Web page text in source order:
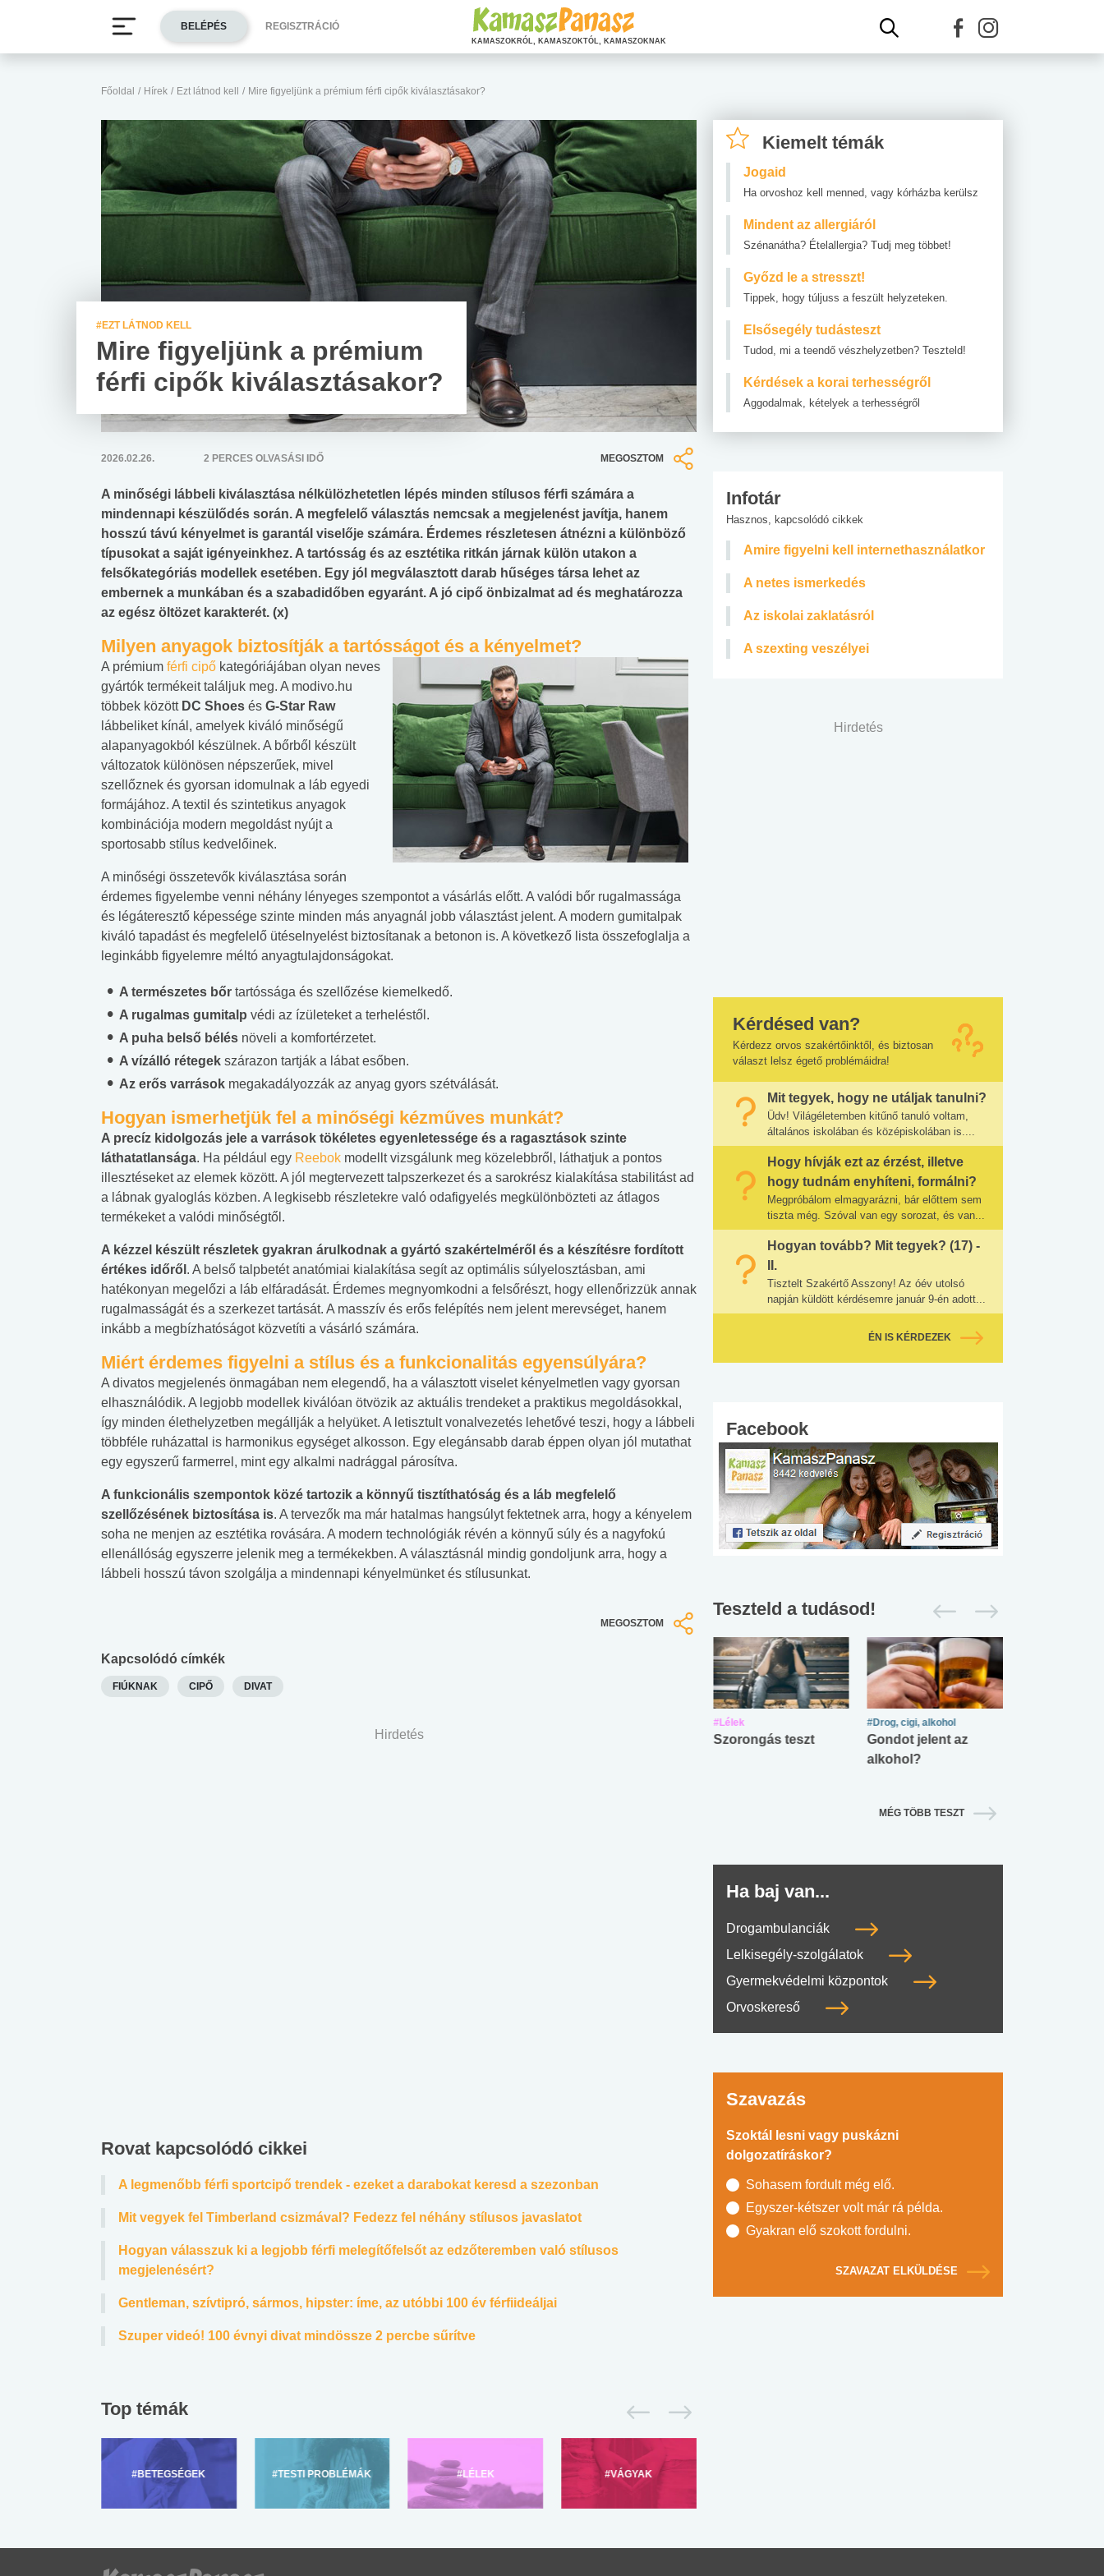
Főoldal / Hírek / Ezt látnod kell / Mire figyeljünk a prémium férfi cipők kiválasztásakor?
#EZT LÁTNOD KELL
Mire figyeljünk a prémium
férfi cipők kiválasztásakor?
2026.02.26. 2 PERCES OLVASÁSI IDŐ MEGOSZTOM
A minőségi lábbeli kiválasztása nélkülözhetetlen lépés minden stílusos férfi számára a
mindennapi készülődés során. A megfelelő választás nemcsak a megjelenést javítja, hanem
hosszú távú kényelmet is garantál viselője számára. Érdemes részletesen átnézni a különböző
típusokat a saját igényeinkhez. A tartósság és az esztétika ritkán járnak külön utakon a
felsőkategóriás modellek esetében. Egy jól megválasztott darab hűséges társa lehet az
embernek a munkában és a szabadidőben egyaránt. A jó cipő önbizalmat ad és meghatározza
az egész öltözet karakterét. (x)
Milyen anyagok biztosítják a tartósságot és a kényelmet?
A prémium férfi cipő kategóriájában olyan neves
gyártók termékeit találjuk meg. A modivo.hu
többek között DC Shoes és G-Star Raw
lábbeliket kínál, amelyek kiváló minőségű
alapanyagokból készülnek. A bőrből készült
változatok különösen népszerűek, mivel
szellőznek és gyorsan idomulnak a láb egyedi
formájához. A textil és szintetikus anyagok
kombinációja modern megoldást nyújt a
sportosabb stílus kedvelőinek.
A minőségi összetevők kiválasztása során
érdemes figyelembe venni néhány lényeges szempontot a vásárlás előtt. A valódi bőr rugalmassága
és légáteresztő képessége szinte minden más anyagnál jobb választást jelent. A modern gumitalpak
kiváló tapadást és megfelelő ütéselnyelést biztosítanak a betonon is. A következő lista összefoglalja a
leginkább figyelemre méltó anyagtulajdonságokat.
A természetes bőr tartóssága és szellőzése kiemelkedő.
A rugalmas gumitalp védi az ízületeket a terheléstől.
A puha belső bélés növeli a komfortérzetet.
A vízálló rétegek szárazon tartják a lábat esőben.
Az erős varrások megakadályozzák az anyag gyors szétválását.
Hogyan ismerhetjük fel a minőségi kézműves munkát?
A precíz kidolgozás jele a varrások tökéletes egyenletessége és a ragasztások szinte
láthatatlansága. Ha például egy Reebok modellt vizsgálunk meg közelebbről, láthatjuk a pontos
illesztéseket az elemek között. A jól megtervezett talpszerkezet és a sarokrész kialakítása stabilitást ad
a lábnak gyaloglás közben. A legkisebb részletekre való odafigyelés megkülönbözteti az átlagos
termékeket a valódi minőségtől.
A kézzel készült részletek gyakran árulkodnak a gyártó szakértelméről és a készítésre fordított
értékes időről . A belső talpbetét anatómiai kialakítása segít az optimális súlyelosztásban, ami
hatékonyan megelőzi a láb elfáradását. Érdemes megnyomkodni a felsőrészt, hogy ellenőrizzük annak
rugalmasságát és a szerkezet tartását. A masszív és erős felépítés nem jelent merevséget, hanem
inkább a megbízhatóságot közvetíti a vásárló számára.
Miért érdemes figyelni a stílus és a funkcionalitás egyensúlyára?
A divatos megjelenés önmagában nem elegendő, ha a választott viselet kényelmetlen vagy gyorsan
elhasználódik. A legjobb modellek kiválóan ötvözik az aktuális trendeket a praktikus megoldásokkal,
így minden élethelyzetben megállják a helyüket. A letisztult vonalvezetés lehetővé teszi, hogy a lábbeli
többféle ruházattal is harmonikus egységet alkosson. Egy elegánsabb darab éppen olyan jól mutathat
egy egyszerű farmerrel, mint egy alkalmi nadrággal párosítva.
A funkcionális szempontok közé tartozik a könnyű tisztíthatóság és a láb megfelelő
szellőzésének biztosítása is. A tervezők ma már hatalmas hangsúlyt fektetnek arra, hogy a kényelem
soha ne menjen az esztétika rovására. A modern technológiák révén a könnyű súly és a nagyfokú
ellenállóság egyszerre jelenik meg a termékekben. A választásnál mindig gondoljunk arra, hogy a
lábbeli hosszú távon szolgálja a mindennapi kényelmünket és stílusunkat.
MEGOSZTOM
Kapcsolódó címkék
FIÚKNAK CIPŐ DIVAT
Hirdetés
Rovat kapcsolódó cikkei
A legmenőbb férfi sportcipő trendek - ezeket a darabokat keresd a szezonban
Mit vegyek fel Timberland csizmával? Fedezz fel néhány stílusos javaslatot
Hogyan válasszuk ki a legjobb férfi melegítőfelsőt az edzőteremben való stílusos
megjelenésért?
Gentleman, szívtipró, sármos, hipster: íme, az utóbbi 100 év férfiideáljai
Szuper videó! 100 évnyi divat mindössze 2 percbe sűrítve
Top témák
#BETEGSÉGEK #TESTI PROBLÉMÁK #LÉLEK #VÁGYAK
Kiemelt témák
Jogaid
Ha orvoshoz kell menned, vagy kórházba kerülsz
Mindent az allergiáról
Szénanátha? Ételallergia? Tudj meg többet!
Győzd le a stresszt!
Tippek, hogy túljuss a feszült helyzeteken.
Elsősegély tudásteszt
Tudod, mi a teendő vészhelyzetben? Teszteld!
Kérdések a korai terhességről
Aggodalmak, kételyek a terhességről
Infotár
Hasznos, kapcsolódó cikkek
Amire figyelni kell internethasználatkor
A netes ismerkedés
Az iskolai zaklatásról
A szexting veszélyei
Hirdetés
Kérdésed van?
Kérdezz orvos szakértőinktől, és biztosan
választ lelsz égető problémáidra!
Mit tegyek, hogy ne utáljak tanulni?
Üdv! Világéletemben kitűnő tanuló voltam,
általános iskolában és középiskolában is....
Hogy hívják ezt az érzést, illetve
hogy tudnám enyhíteni, formálni?
Megpróbálom elmagyarázni, bár előttem sem
tiszta még. Szóval van egy sorozat, és van...
Hogyan tovább? Mit tegyek? (17) -
II.
Tisztelt Szakértő Asszony! Az óév utolsó
napján küldött kérdésemre január 9-én adott...
ÉN IS KÉRDEZEK
Facebook
Teszteld a tudásod!
Angol középfokú
#Lélek
Szorongás teszt
#Drog, cigi, alkohol
Gondot jelent az
alkohol?
MÉG TÖBB TESZT
Ha baj van...
Drogambulanciák
Lelkisegély-szolgálatok
Gyermekvédelmi központok
Orvoskereső
Szavazás
Szoktál lesni vagy puskázni
dolgozatíráskor?
Sohasem fordult még elő.
Egyszer-kétszer volt már rá példa.
Gyakran elő szokott fordulni.
SZAVAZAT ELKÜLDÉSE
BELÉPÉS REGISZTRÁCIÓ
KAMASZOKRÓL, KAMASZOKTÓL, KAMASZOKNAK